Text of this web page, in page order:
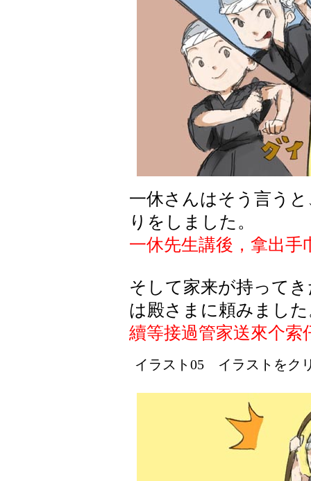
一休さんはそう言う
りをしました。
一休先生講後，拿出手
そして家来が持って
は殿さまに頼みました
續等接過管家送來个索
イラスト05 イラストをク